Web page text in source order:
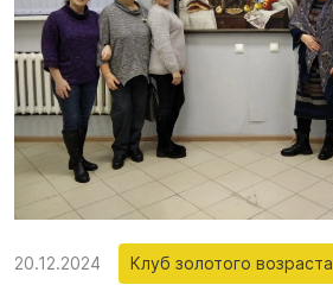
20.12.2024 Клуб золотого возраста